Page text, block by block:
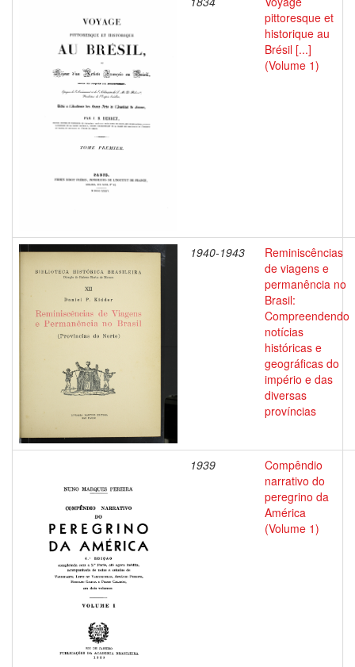
pittoresque et
historique au
Brésil [...]
(Volume 1)
1940-1943
Reminiscências
de viagens e
permanência no
Brasil:
Compreendendo
notícias
históricas e
geográficas do
império e das
diversas
províncias
1939
Compêndio
narrativo do
peregrino da
América
(Volume 1)